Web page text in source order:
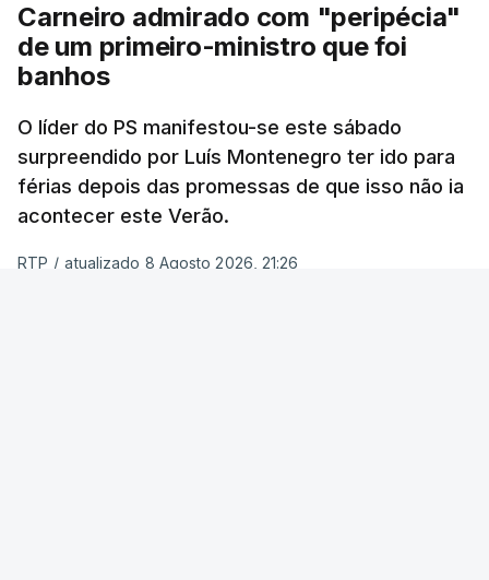
Carneiro admirado com "peripécia"
de um primeiro-ministro que foi
banhos
O líder do PS manifestou-se este sábado
surpreendido por Luís Montenegro ter ido para
férias depois das promessas de que isso não ia
acontecer este Verão.
RTP / atualizado 8 Agosto 2026, 21:26